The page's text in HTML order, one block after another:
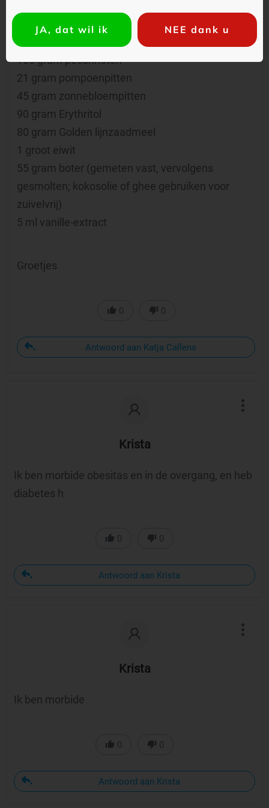
amandelen
100 gram pecannoten
21 gram pompoenpitten
45 gram zonnebloempitten
90 gram Erythritol
80 gram Golden lijnzaadmeel
1 groot eiwit
55 gram boter (gemeten vast, vervolgens
gesmolten; kokosolie of ghee gebruiken voor
zuivelvrij)
5 ml vanille-extract
Groetjes
0 0
Antwoord aan Katja Callens
Krista
Ik ben morbide obesitas en in de overgang, en heb
diabetes h
0 0
Antwoord aan Krista
Krista
Ik ben morbide
0 0
Antwoord aan Krista
JA, dat wil ik NEE dank u